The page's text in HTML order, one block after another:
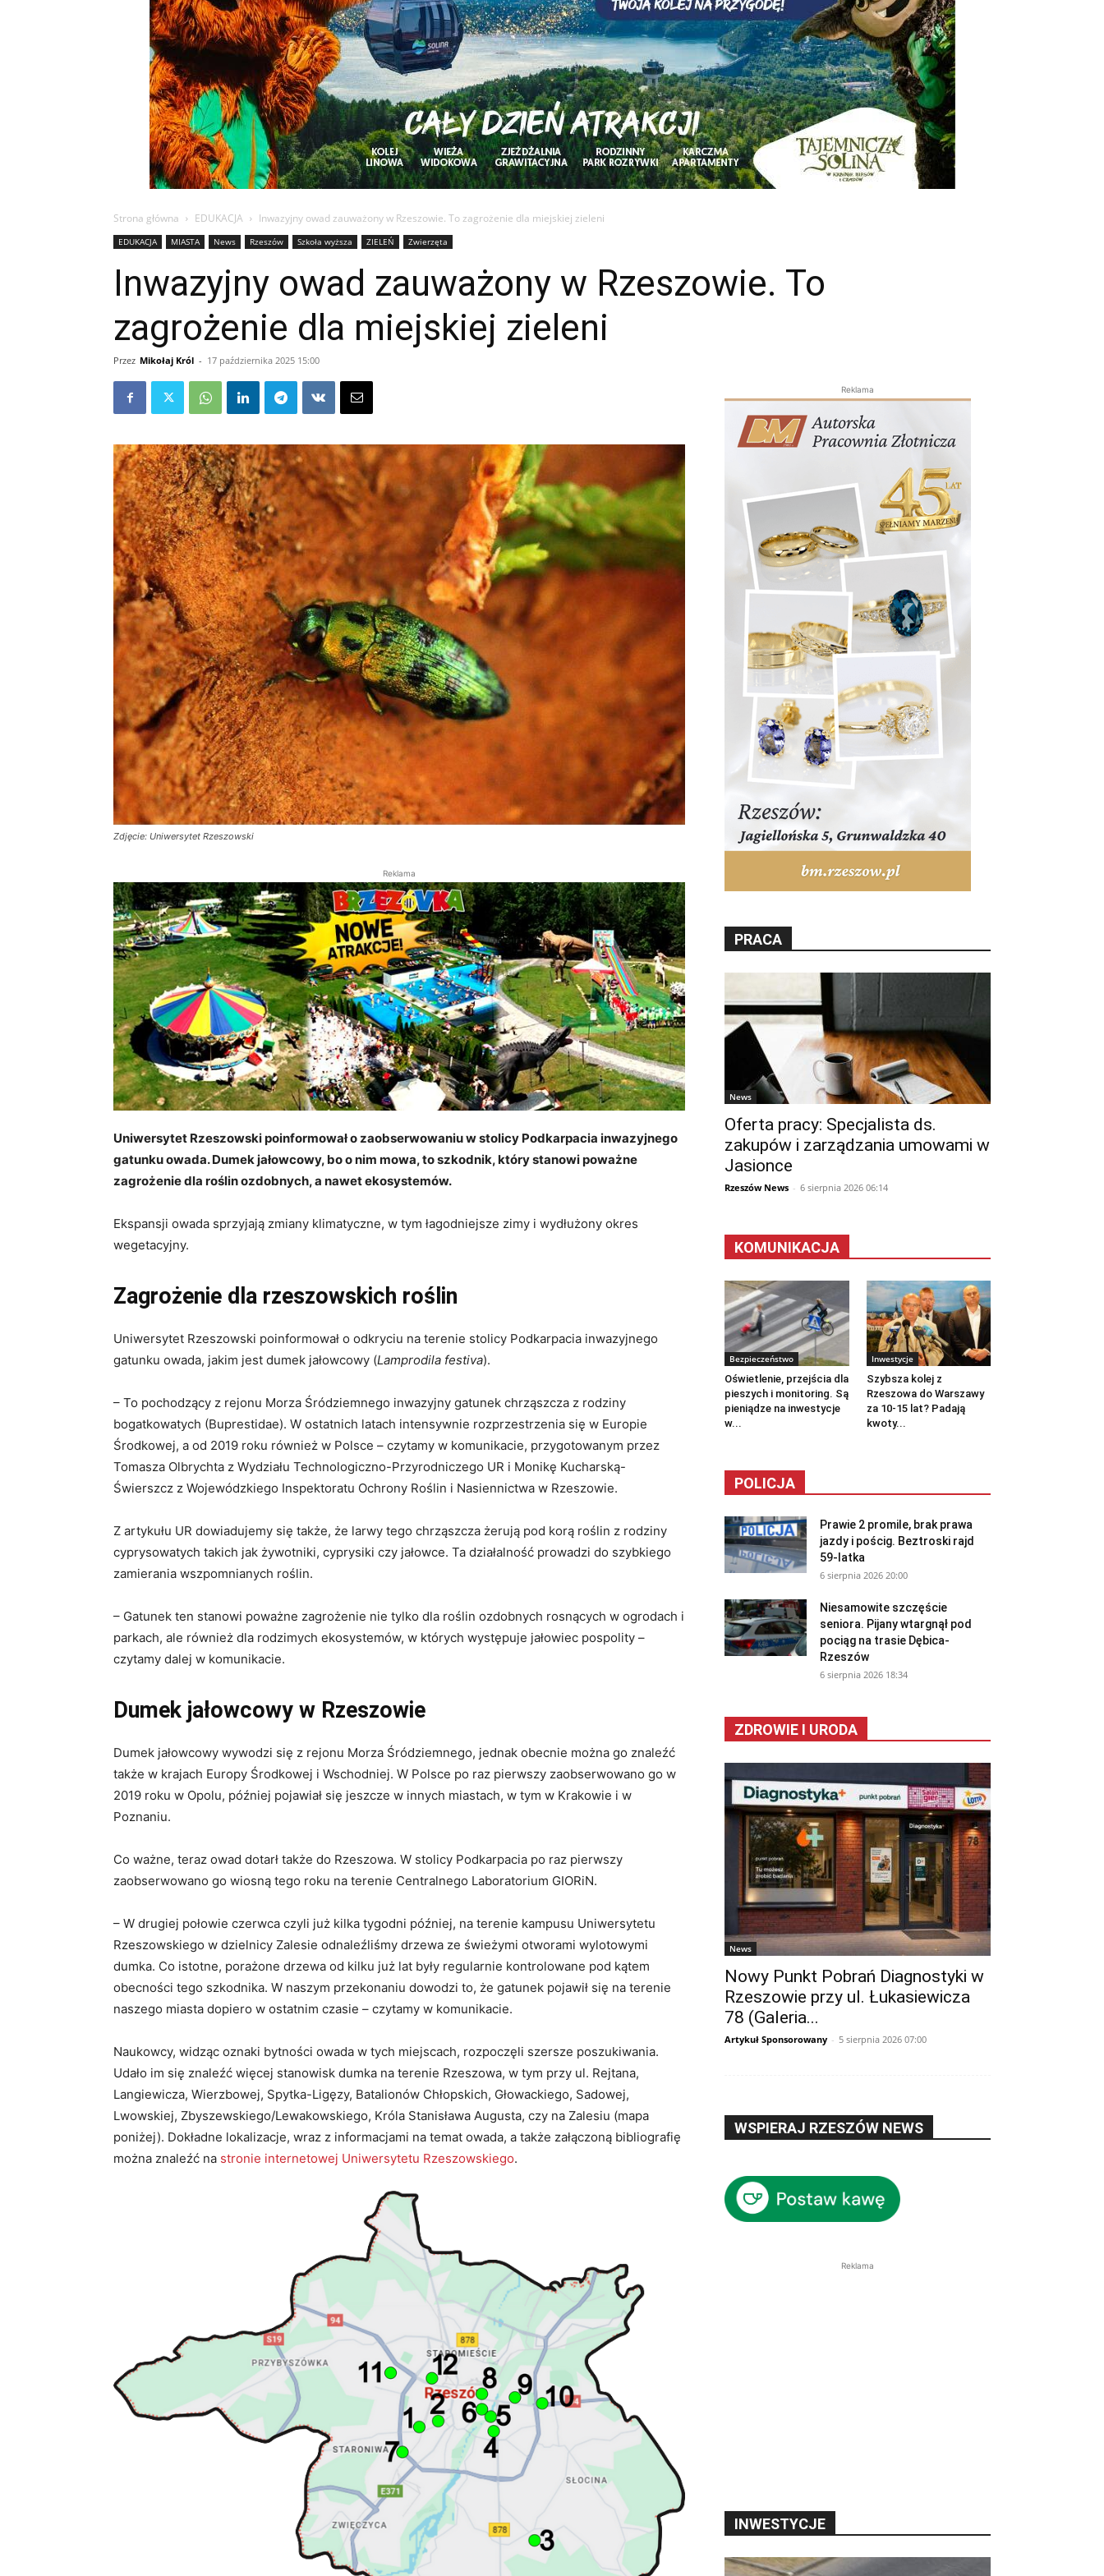
Strona główna EDUKACJA Inwazyjny owad zauważony w Rzeszowie. To zagrożenie dla miejskiej zieleni
EDUKACJA MIASTA News Rzeszów Szkoła wyższa ZIELEŃ Zwierzęta
Inwazyjny owad zauważony w Rzeszowie. To
zagrożenie dla miejskiej zieleni
Przez Mikołaj Król - 17 października 2025 15:00
Zdjęcie: Uniwersytet Rzeszowski
Reklama
Uniwersytet Rzeszowski poinformował o zaobserwowaniu w stolicy Podkarpacia inwazyjnego
gatunku owada. Dumek jałowcowy, bo o nim mowa, to szkodnik, który stanowi poważne
zagrożenie dla roślin ozdobnych, a nawet ekosystemów.
Ekspansji owada sprzyjają zmiany klimatyczne, w tym łagodniejsze zimy i wydłużony okres
wegetacyjny.
Zagrożenie dla rzeszowskich roślin
Uniwersytet Rzeszowski poinformował o odkryciu na terenie stolicy Podkarpacia inwazyjnego
gatunku owada, jakim jest dumek jałowcowy (Lamprodila festiva).
– To pochodzący z rejonu Morza Śródziemnego inwazyjny gatunek chrząszcza z rodziny
bogatkowatych (Buprestidae). W ostatnich latach intensywnie rozprzestrzenia się w Europie
Środkowej, a od 2019 roku również w Polsce – czytamy w komunikacie, przygotowanym przez
Tomasza Olbrychta z Wydziału Technologiczno-Przyrodniczego UR i Monikę Kucharską-
Świerszcz z Wojewódzkiego Inspektoratu Ochrony Roślin i Nasiennictwa w Rzeszowie.
Z artykułu UR dowiadujemy się także, że larwy tego chrząszcza żerują pod korą roślin z rodziny
cyprysowatych takich jak żywotniki, cyprysiki czy jałowce. Ta działalność prowadzi do szybkiego
zamierania wszpomnianych roślin.
– Gatunek ten stanowi poważne zagrożenie nie tylko dla roślin ozdobnych rosnących w ogrodach i
parkach, ale również dla rodzimych ekosystemów, w których występuje jałowiec pospolity –
czytamy dalej w komunikacie.
Dumek jałowcowy w Rzeszowie
Dumek jałowcowy wywodzi się z rejonu Morza Śródziemnego, jednak obecnie można go znaleźć
także w krajach Europy Środkowej i Wschodniej. W Polsce po raz pierwszy zaobserwowano go w
2019 roku w Opolu, później pojawiał się jeszcze w innych miastach, w tym w Krakowie i w
Poznaniu.
Co ważne, teraz owad dotarł także do Rzeszowa. W stolicy Podkarpacia po raz pierwszy
zaobserwowano go wiosną tego roku na terenie Centralnego Laboratorium GIORiN.
– W drugiej połowie czerwca czyli już kilka tygodni później, na terenie kampusu Uniwersytetu
Rzeszowskiego w dzielnicy Zalesie odnaleźliśmy drzewa ze świeżymi otworami wylotowymi
dumka. Co istotne, porażone drzewa od kilku już lat były regularnie kontrolowane pod kątem
obecności tego szkodnika. W naszym przekonaniu dowodzi to, że gatunek pojawił się na terenie
naszego miasta dopiero w ostatnim czasie – czytamy w komunikacie.
Naukowcy, widząc oznaki bytności owada w tych miejscach, rozpoczęli szersze poszukiwania.
Udało im się znaleźć więcej stanowisk dumka na terenie Rzeszowa, w tym przy ul. Rejtana,
Langiewicza, Wierzbowej, Spytka-Ligęzy, Batalionów Chłopskich, Głowackiego, Sadowej,
Lwowskiej, Zbyszewskiego/Lewakowskiego, Króla Stanisława Augusta, czy na Zalesiu (mapa
poniżej). Dokładne lokalizacje, wraz z informacjami na temat owada, a także załączoną bibliografię
można znaleźć na stronie internetowej Uniwersytetu Rzeszowskiego.
Reklama
PRACA
News
Oferta pracy: Specjalista ds.
zakupów i zarządzania umowami w
Jasionce
Rzeszów News - 6 sierpnia 2026 06:14
KOMUNIKACJA
Bezpieczeństwo
Oświetlenie, przejścia dla
pieszych i monitoring. Są
pieniądze na inwestycje
w...
Inwestycje
Szybsza kolej z
Rzeszowa do Warszawy
za 10-15 lat? Padają
kwoty...
POLICJA
Prawie 2 promile, brak prawa
jazdy i pościg. Beztroski rajd
59-latka
6 sierpnia 2026 20:00
Niesamowite szczęście
seniora. Pijany wtargnął pod
pociąg na trasie Dębica-
Rzeszów
6 sierpnia 2026 18:34
ZDROWIE I URODA
News
Nowy Punkt Pobrań Diagnostyki w
Rzeszowie przy ul. Łukasiewicza
78 (Galeria...
Artykuł Sponsorowany - 5 sierpnia 2026 07:00
WSPIERAJ RZESZÓW NEWS
Reklama
INWESTYCJE